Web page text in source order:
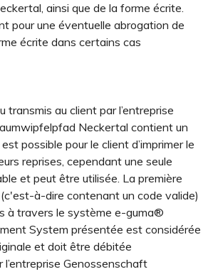
ainsi que de la forme écrite.
pour une éventuelle abrogation de
écrite dans certains cas
transmis au client par l’entreprise
Neckertal contient un
possible pour le client d’imprimer le
reprises, cependant une seule
et peut être utilisée. La première
à-dire contenant un code valide)
à travers le système e-guma®
System présentée est considérée
et doit être débitée
Genossenschaft